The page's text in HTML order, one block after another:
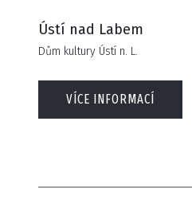
Ústí nad Labem
Dům kultury Ústí n. L.
VÍCE INFORMACÍ